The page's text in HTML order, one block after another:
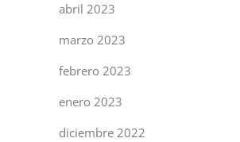
abril 2023
marzo 2023
febrero 2023
enero 2023
diciembre 2022